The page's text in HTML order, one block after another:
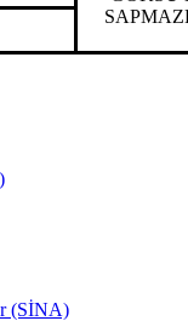
(SİNA)